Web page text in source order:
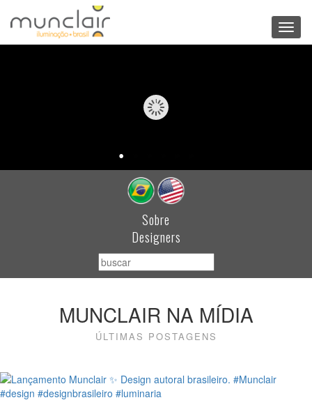
Sobre
Designers
MUNCLAIR NA MÍDIA
ÚLTIMAS POSTAGENS